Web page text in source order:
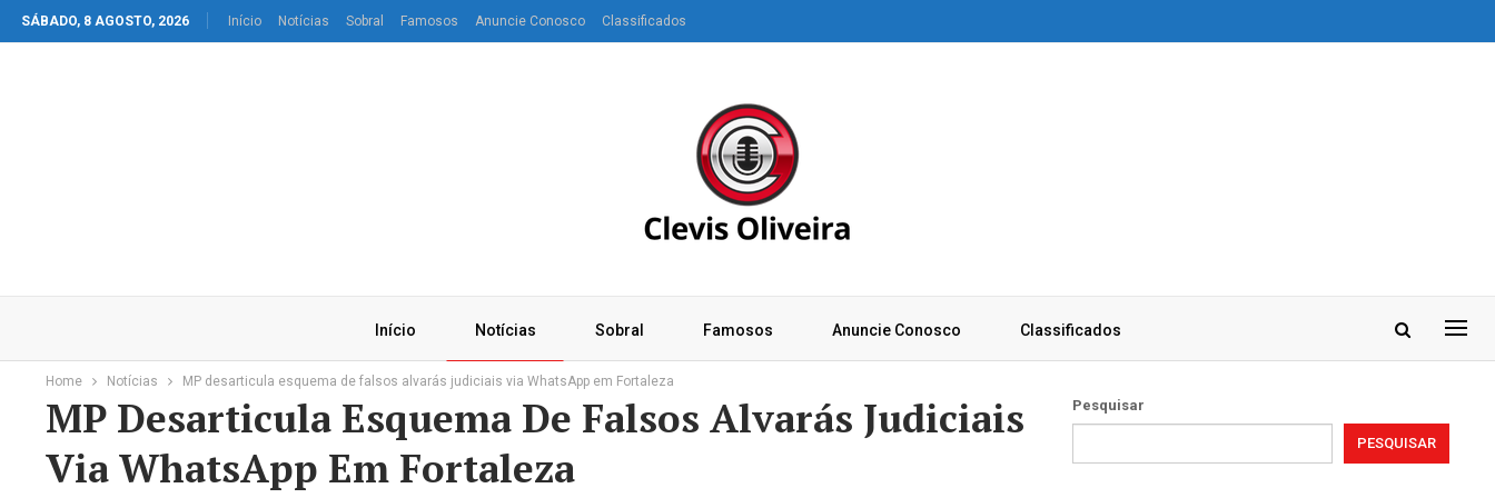
SÁBADO, 8 AGOSTO, 2026 Início Notícias Sobral Famosos Anuncie Conosco Classificados
Início Notícias Sobral Famosos Anuncie Conosco Classificados
Home Notícias MP desarticula esquema de falsos alvarás judiciais via WhatsApp em Fortaleza
MP Desarticula Esquema De Falsos Alvarás Judiciais
Via WhatsApp Em Fortaleza
Pesquisar
PESQUISAR